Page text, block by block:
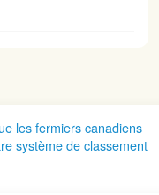
les fermiers canadiens
système de classement